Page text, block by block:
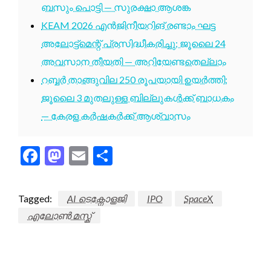
ബസും പൊട്ടി — സുരക്ഷാ ആശങ്ക
KEAM 2026 എൻജിനീയറിങ് രണ്ടാം ഘട്ട
അലോട്ട്മെന്റ് പ്രസിദ്ധീകരിച്ചു; ജൂലൈ 24
അവസാന തീയതി — അറിയേണ്ടതെല്ലാം
റബ്ബർ താങ്ങുവില 250 രൂപയായി ഉയർത്തി;
ജൂലൈ 3 മുതലുള്ള ബില്ലുകൾക്ക് ബാധകം
— കേരള കർഷകർക്ക് ആശ്വാസം
Facebook
Mastodon
Email
Tagged: AI ടെക്നോളജി IPO
SpaceX
എലോൺ മസ്ക്